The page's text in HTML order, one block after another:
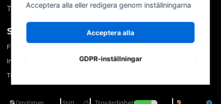
Tips & trix
SOCIALA MEDIER
Facebook
Instagram
TikTok
MITT KONTO
Skapa konto
Acceptera alla eller redigera genom inställningarna
Acceptera alla
GDPR-inställningar